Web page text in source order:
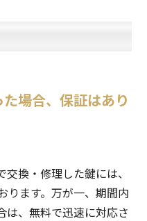
場合、保証はあり
換・修理した鍵には、
ります。万が一、期間内
は、無料で迅速に対応さ